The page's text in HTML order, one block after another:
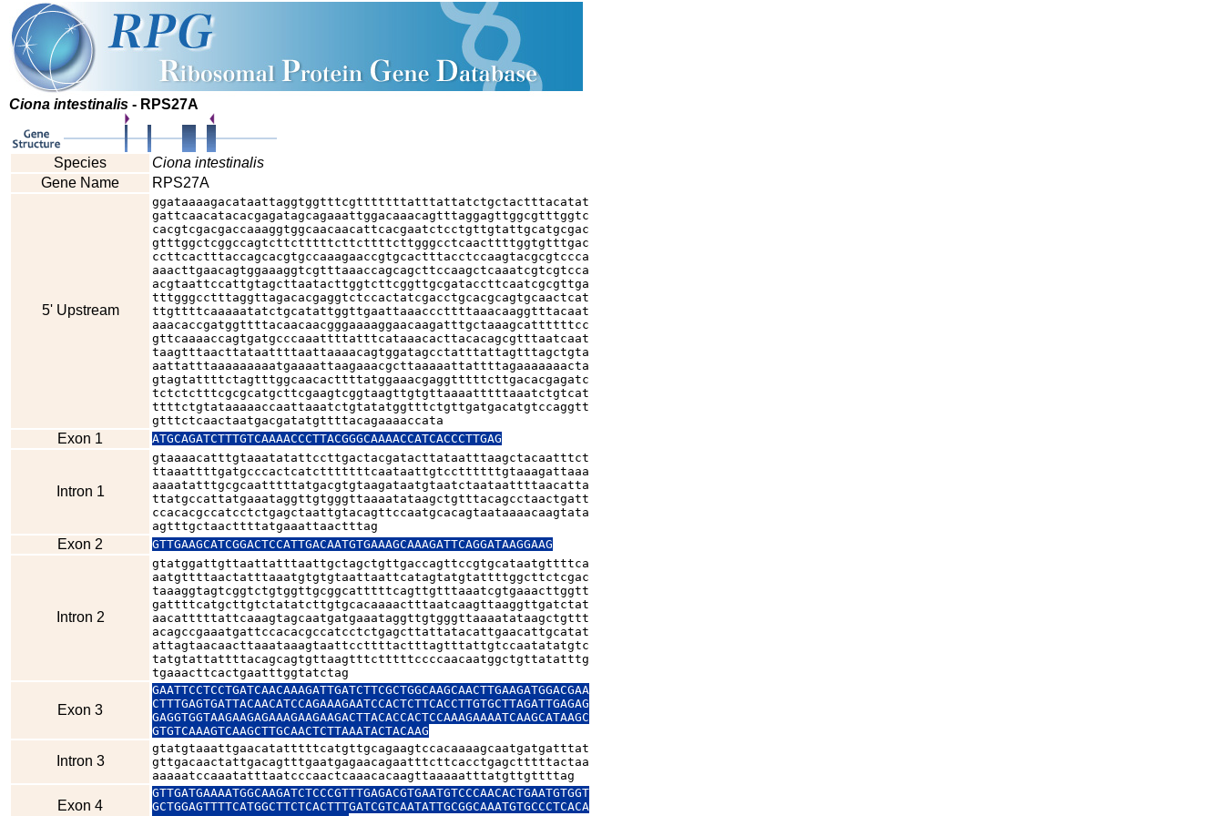
Ciona intestinalis - RPS27A
Species
Ciona intestinalis
Gene Name
RPS27A
5' Upstream
ggataaaagacataattaggtggtttcgtttttttatttattatctgctactttacatat
gattcaacatacacgagatagcagaaattggacaaacagtttaggagttggcgtttggtc
cacgtcgacgaccaaaggtggcaacaacattcacgaatctcctgttgtattgcatgcgac
gtttggctcggccagtcttctttttcttcttttcttgggcctcaacttttggtgtttgac
ccttcactttaccagcacgtgccaaagaaccgtgcactttacctccaagtacgcgtccca
aaacttgaacagtggaaaggtcgtttaaaccagcagcttccaagctcaaatcgtcgtcca
acgtaattccattgtagcttaatacttggtcttcggttgcgataccttcaatcgcgttga
tttgggcctttaggttagacacgaggtctccactatcgacctgcacgcagtgcaactcat
ttgttttcaaaaatatctgcatattggttgaattaaacccttttaaacaaggtttacaat
aaacaccgatggttttacaacaacgggaaaaggaacaagatttgctaaagcattttttcc
gttcaaaaccagtgatgcccaaattttatttcataaacacttacacagcgtttaatcaat
taagtttaacttataattttaattaaaacagtggatagcctatttattagtttagctgta
aattatttaaaaaaaaatgaaaattaagaaacgcttaaaaattattttagaaaaaaacta
gtagtattttctagtttggcaacacttttatggaaacgaggtttttcttgacacgagatc
tctctctttcgcgcatgcttcgaagtcggtaagttgtgttaaaatttttaaatctgtcat
ttttctgtataaaaaccaattaaatctgtatatggtttctgttgatgacatgtccaggtt
gtttctcaactaatgacgatatgttttacagaaaaccata
Exon 1 ATGCAGATCTTTGTCAAAACCCTTACGGGCAAAACCATCACCCTTGAG
Intron 1
gtaaaacatttgtaaatatattccttgactacgatacttataatttaagctacaatttct
ttaaattttgatgcccactcatctttttttcaataattgtccttttttgtaaagattaaa
aaaatatttgcgcaatttttatgacgtgtaagataatgtaatctaataattttaacatta
ttatgccattatgaaataggttgtgggttaaaatataagctgtttacagcctaactgatt
ccacacgccatcctctgagctaattgtacagttccaatgcacagtaataaaacaagtata
agtttgctaacttttatgaaattaactttag
Exon 2 GTTGAAGCATCGGACTCCATTGACAATGTGAAAGCAAAGATTCAGGATAAGGAAG
Intron 2
gtatggattgttaattatttaattgctagctgttgaccagttccgtgcataatgttttca
aatgttttaactatttaaatgtgtgtaattaattcatagtatgtattttggcttctcgac
taaaggtagtcggtctgtggttgcggcatttttcagttgtttaaatcgtgaaacttggtt
gattttcatgcttgtctatatcttgtgcacaaaactttaatcaagttaaggttgatctat
aacatttttattcaaagtagcaatgatgaaataggttgtgggttaaaatataagctgttt
acagccgaaatgattccacacgccatcctctgagcttattatacattgaacattgcatat
attagtaacaacttaaataaagtaattccttttactttagtttattgtccaatatatgtc
tatgtattattttacagcagtgttaagtttctttttccccaacaatggctgttatatttg
tgaaacttcactgaatttggtatctag
Exon 3
GAATTCCTCCTGATCAACAAAGATTGATCTTCGCTGGCAAGCAACTTGAAGATGGACGAA
CTTTGAGTGATTACAACATCCAGAAAGAATCCACTCTTCACCTTGTGCTTAGATTGAGAG
GAGGTGGTAAGAAGAGAAAGAAGAAGACTTACACCACTCCAAAGAAAATCAAGCATAAGC
GTGTCAAAGTCAAGCTTGCAACTCTTAAATACTACAAG
Intron 3
gtatgtaaattgaacatatttttcatgttgcagaagtccacaaaagcaatgatgatttat
gttgacaactattgacagtttgaatgagaacagaatttcttcacctgagctttttactaa
aaaaatccaaatatttaatcccaactcaaacacaagttaaaaatttatgttgttttag
Exon 4
GTTGATGAAAATGGCAAGATCTCCCGTTTGAGACGTGAATGTCCCAACACTGAATGTGGT
GCTGGAGTTTTCATGGCTTCTCACTTTGATCGTCAATATTGCGGCAAATGTGCCCTCACA